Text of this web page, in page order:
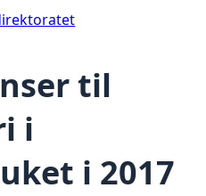
til
i
i 2017